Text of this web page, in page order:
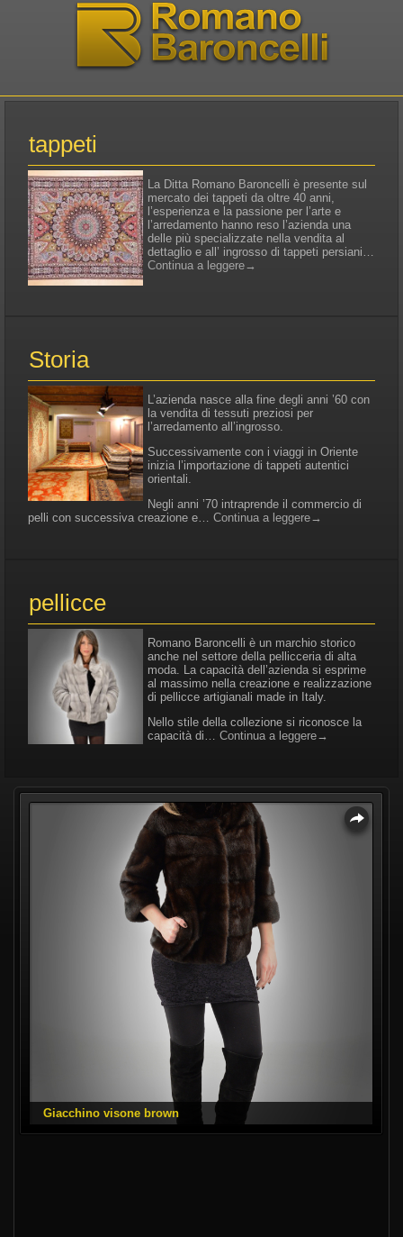
tappeti
La Ditta Romano Baroncelli è presente sul
mercato dei tappeti da oltre 40 anni,
l’esperienza e la passione per l’arte e
l’arredamento hanno reso l’azienda una
delle più specializzate nella vendita al
dettaglio e all’ ingrosso di tappeti persiani…
Continua a leggere→
Storia
L’azienda nasce alla fine degli anni ’60 con
la vendita di tessuti preziosi per
l’arredamento all’ingrosso.
Successivamente con i viaggi in Oriente
inizia l’importazione di tappeti autentici
orientali.
Negli anni ’70 intraprende il commercio di
pelli con successiva creazione e…Continua a leggere→
pellicce
Romano Baroncelli è un marchio storico
anche nel settore della pellicceria di alta
moda. La capacità dell’azienda si esprime
al massimo nella creazione e realizzazione
di pellicce artigianali made in Italy.
Nello stile della collezione si riconosce la
capacità di…Continua a leggere→